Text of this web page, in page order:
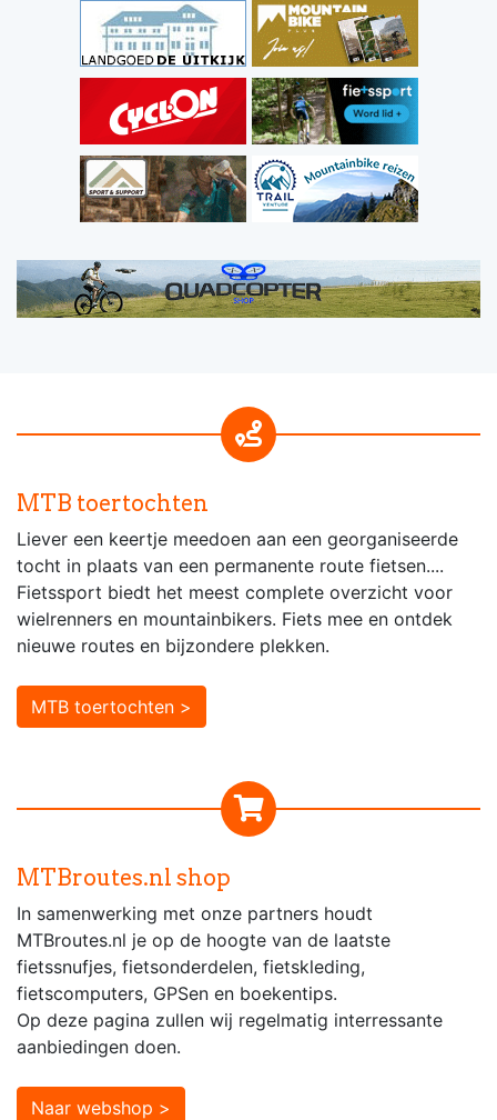
MTB toertochten
Liever een keertje meedoen aan een georganiseerde
tocht in plaats van een permanente route fietsen....
Fietssport biedt het meest complete overzicht voor
wielrenners en mountainbikers. Fiets mee en ontdek
nieuwe routes en bijzondere plekken.
MTB toertochten >
MTBroutes.nl shop
In samenwerking met onze partners houdt
MTBroutes.nl je op de hoogte van de laatste
fietssnufjes, fietsonderdelen, fietskleding,
fietscomputers, GPSen en boekentips.
Op deze pagina zullen wij regelmatig interressante
aanbiedingen doen.
Naar webshop >